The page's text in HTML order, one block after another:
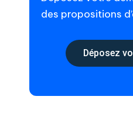
des propositions
Déposez